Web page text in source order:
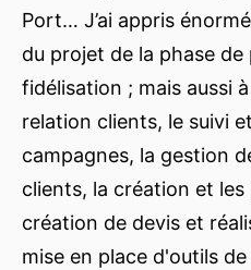
Port… J’ai appris
du projet de la phase
fidélisation ; mais aussi
relation clients, le suivi
campagnes, la gestion
clients, la création et les
création de devis et
mise en place d'outils